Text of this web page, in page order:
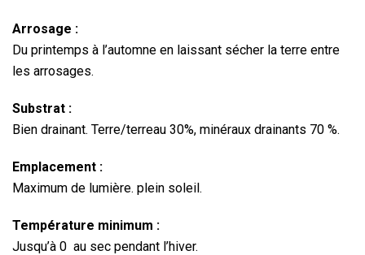
Arrosage :
Du printemps à l’automne en laissant sécher la terre entre
les arrosages.
Substrat :
Bien drainant. Terre/terreau 30%, minéraux drainants 70 %.
Emplacement :
Maximum de lumière. plein soleil.
Température minimum :
Jusqu’à 0 au sec pendant l’hiver.